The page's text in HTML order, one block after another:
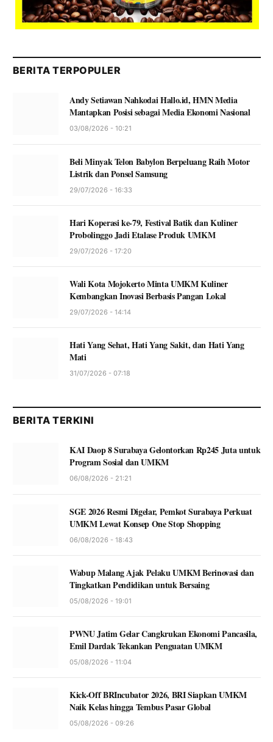
BERITA TERPOPULER
Andy Setiawan Nahkodai Hallo.id, HMN Media
Mantapkan Posisi sebagai Media Ekonomi Nasional
03/08/2026 - 10:21
Beli Minyak Telon Babylon Berpeluang Raih Motor
Listrik dan Ponsel Samsung
29/07/2026 - 16:33
Hari Koperasi ke-79, Festival Batik dan Kuliner
Probolinggo Jadi Etalase Produk UMKM
29/07/2026 - 17:20
Wali Kota Mojokerto Minta UMKM Kuliner
Kembangkan Inovasi Berbasis Pangan Lokal
29/07/2026 - 14:14
Hati Yang Sehat, Hati Yang Sakit, dan Hati Yang
Mati
31/07/2026 - 07:18
BERITA TERKINI
KAI Daop 8 Surabaya Gelontorkan Rp245 Juta untuk
Program Sosial dan UMKM
06/08/2026 - 21:21
SGE 2026 Resmi Digelar, Pemkot Surabaya Perkuat
UMKM Lewat Konsep One Stop Shopping
06/08/2026 - 18:43
Wabup Malang Ajak Pelaku UMKM Berinovasi dan
Tingkatkan Pendidikan untuk Bersaing
05/08/2026 - 19:01
PWNU Jatim Gelar Cangkrukan Ekonomi Pancasila,
Emil Dardak Tekankan Penguatan UMKM
05/08/2026 - 11:04
Kick-Off BRIncubator 2026, BRI Siapkan UMKM
Naik Kelas hingga Tembus Pasar Global
05/08/2026 - 09:26